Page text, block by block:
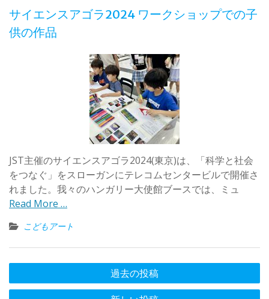
サイエンスアゴラ2024 ワークショップでの子
供の作品
JST主催のサイエンスアゴラ2024(東京)は、「科学と社会
をつなぐ」をスローガンにテレコムセンタービルで開催さ
れました。我々のハンガリー大使館ブースでは、ミュ
Read More …
こどもアート
投
稿
過去の投稿